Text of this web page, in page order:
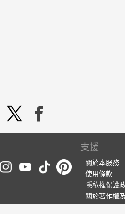
支援
關於本服務
使用條款
隱私權保護
關於著作權